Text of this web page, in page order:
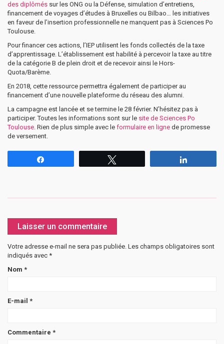
des diplômés sur les ONG ou la Défense, simulation d’entretiens,
financement de voyages d’études à Bruxelles ou Bilbao… les initiatives
en faveur de l’insertion professionnelle ne manquent pas à Sciences Po
Toulouse.
Pour financer ces actions, l’IEP utilisent les fonds collectés de la taxe
d’apprentissage. L’établissement est habilité à percevoir la taxe au titre
de la catégorie B de plein droit et de recevoir ainsi le Hors-
Quota/Barème.
En 2018, cette ressource permettra également de participer au
financement d’une nouvelle plateforme du réseau des alumni.
La campagne est lancée et se termine le 28 février. N’hésitez pas à
participer. Toutes les informations sont sur le site de Sciences Po
Toulouse. Rien de plus simple avec le formulaire en ligne de promesse
de versement.
Laisser un commentaire
Votre adresse e-mail ne sera pas publiée. Les champs obligatoires sont
indiqués avec *
Nom *
E-mail *
Commentaire *